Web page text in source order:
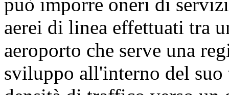
aerei di linea effettuati tra
aeroporto che serve una
sviluppo all'interno del suo